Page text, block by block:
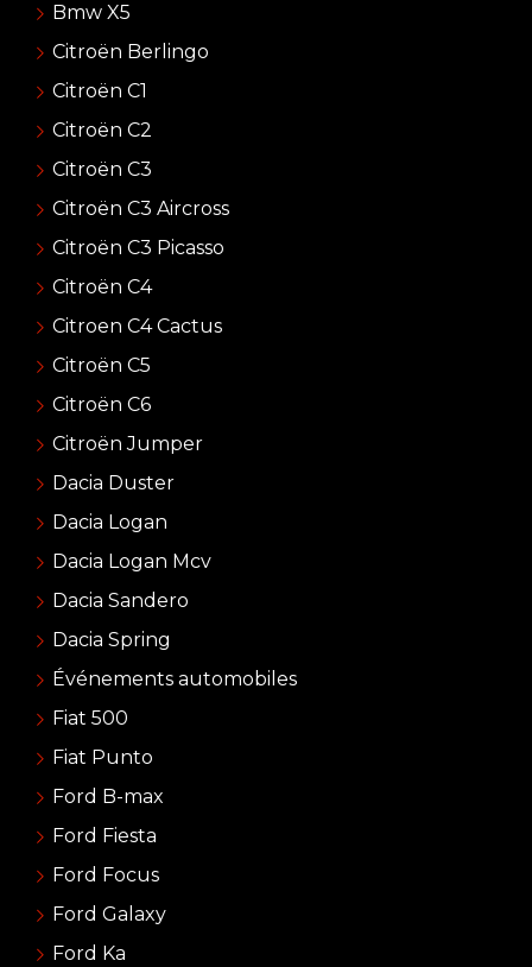
Bmw X5
Citroën Berlingo
Citroën C1
Citroën C2
Citroën C3
Citroën C3 Aircross
Citroën C3 Picasso
Citroën C4
Citroen C4 Cactus
Citroën C5
Citroën C6
Citroën Jumper
Dacia Duster
Dacia Logan
Dacia Logan Mcv
Dacia Sandero
Dacia Spring
Événements automobiles
Fiat 500
Fiat Punto
Ford B-max
Ford Fiesta
Ford Focus
Ford Galaxy
Ford Ka